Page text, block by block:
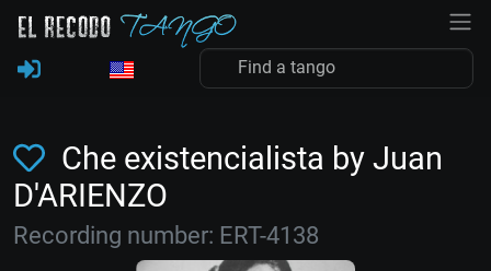
Che existencialista by Juan
D'ARIENZO
Recording number: ERT-4138